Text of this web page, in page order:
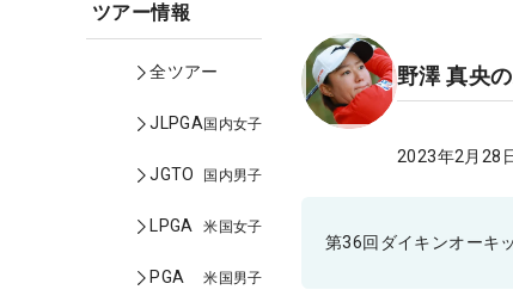
ツアー情報
全ツアー
JLPGA国内女子
JGTO 国内男子
LPGA 米国女子
PGA 米国男子
野澤 真央
2023年2月28
第36回ダイキンオーキ